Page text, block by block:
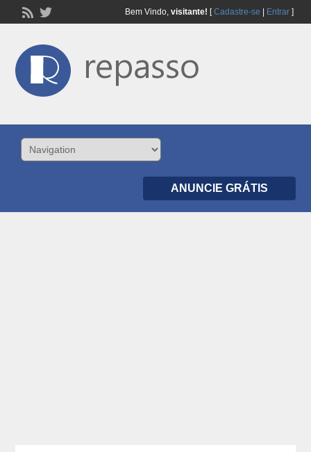
Bem Vindo, visitante! [Cadastre-se Entrar]
ANUNCIE GRÁTIS